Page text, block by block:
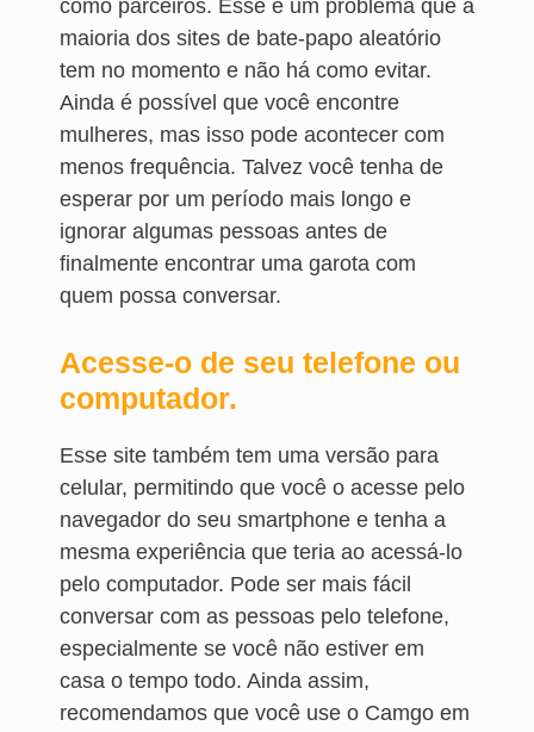
como parceiros. Esse é um problema que a
maioria dos sites de bate-papo aleatório
tem no momento e não há como evitar.
Ainda é possível que você encontre
mulheres, mas isso pode acontecer com
menos frequência. Talvez você tenha de
esperar por um período mais longo e
ignorar algumas pessoas antes de
finalmente encontrar uma garota com
quem possa conversar.
Acesse-o de seu telefone ou
computador.
Esse site também tem uma versão para
celular, permitindo que você o acesse pelo
navegador do seu smartphone e tenha a
mesma experiência que teria ao acessá-lo
pelo computador. Pode ser mais fácil
conversar com as pessoas pelo telefone,
especialmente se você não estiver em
casa o tempo todo. Ainda assim,
recomendamos que você use o Camgo em